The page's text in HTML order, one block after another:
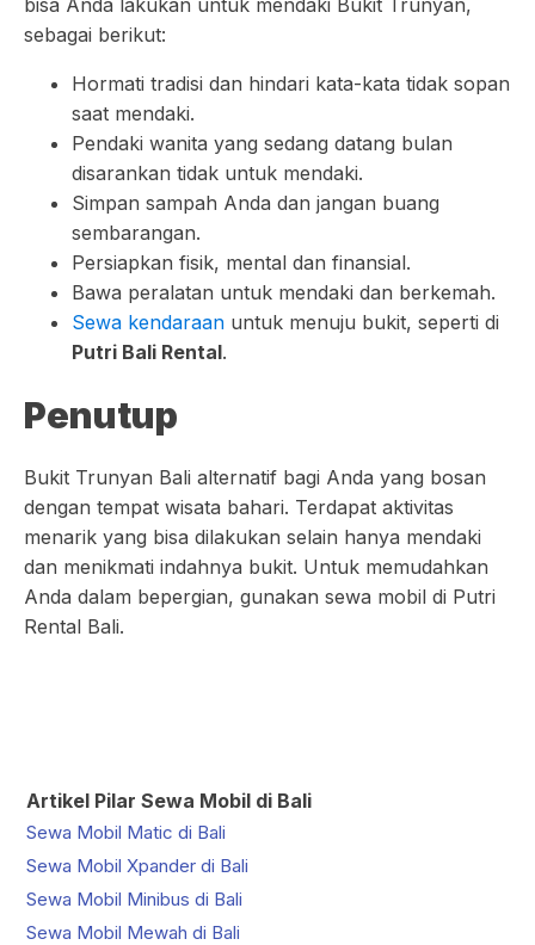
bisa Anda lakukan untuk mendaki Bukit Trunyan,
sebagai berikut:
Hormati tradisi dan hindari kata-kata tidak sopan
saat mendaki.
Pendaki wanita yang sedang datang bulan
disarankan tidak untuk mendaki.
Simpan sampah Anda dan jangan buang
sembarangan.
Persiapkan fisik, mental dan finansial.
Bawa peralatan untuk mendaki dan berkemah.
Sewa kendaraan untuk menuju bukit, seperti di
Putri Bali Rental.
Penutup
Bukit Trunyan Bali alternatif bagi Anda yang bosan
dengan tempat wisata bahari. Terdapat aktivitas
menarik yang bisa dilakukan selain hanya mendaki
dan menikmati indahnya bukit. Untuk memudahkan
Anda dalam bepergian, gunakan sewa mobil di Putri
Rental Bali.
Artikel Pilar Sewa Mobil di Bali
Sewa Mobil Matic di Bali
Sewa Mobil Xpander di Bali
Sewa Mobil Minibus di Bali
Sewa Mobil Mewah di Bali